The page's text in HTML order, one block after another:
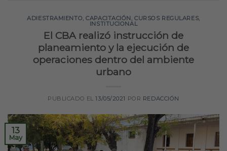
ADIESTRAMIENTO ,CAPACITACIÓN ,CURSOS REGULARES
INSTITUCIONAL
El CBA realizó instrucción de
planeamiento y la ejecución de
operaciones dentro del ambiente
urbano
PUBLICADO EL13/05/2021 POR REDACCIÓN
13
May